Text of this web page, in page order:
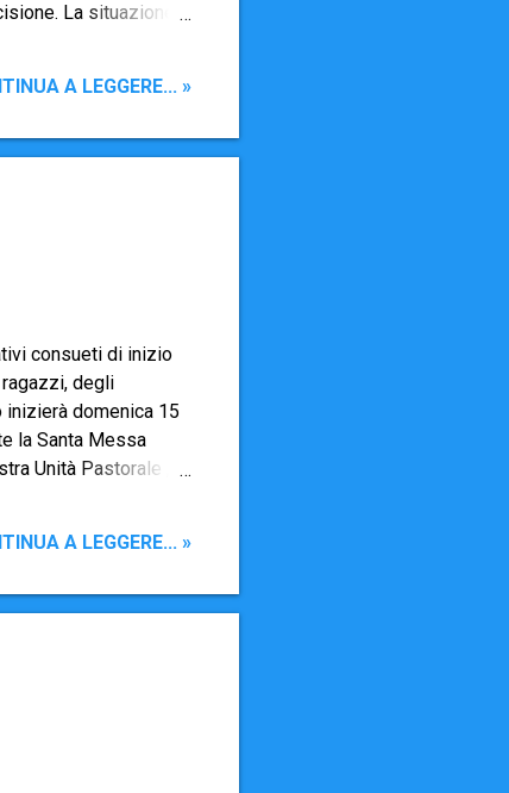
La situazione
della Prima
più opportune. Per
A LEGGERE... »
consueti di inizio
degli
domenica 15
la Santa Messa
Unità Pastorale ,
A LEGGERE... »